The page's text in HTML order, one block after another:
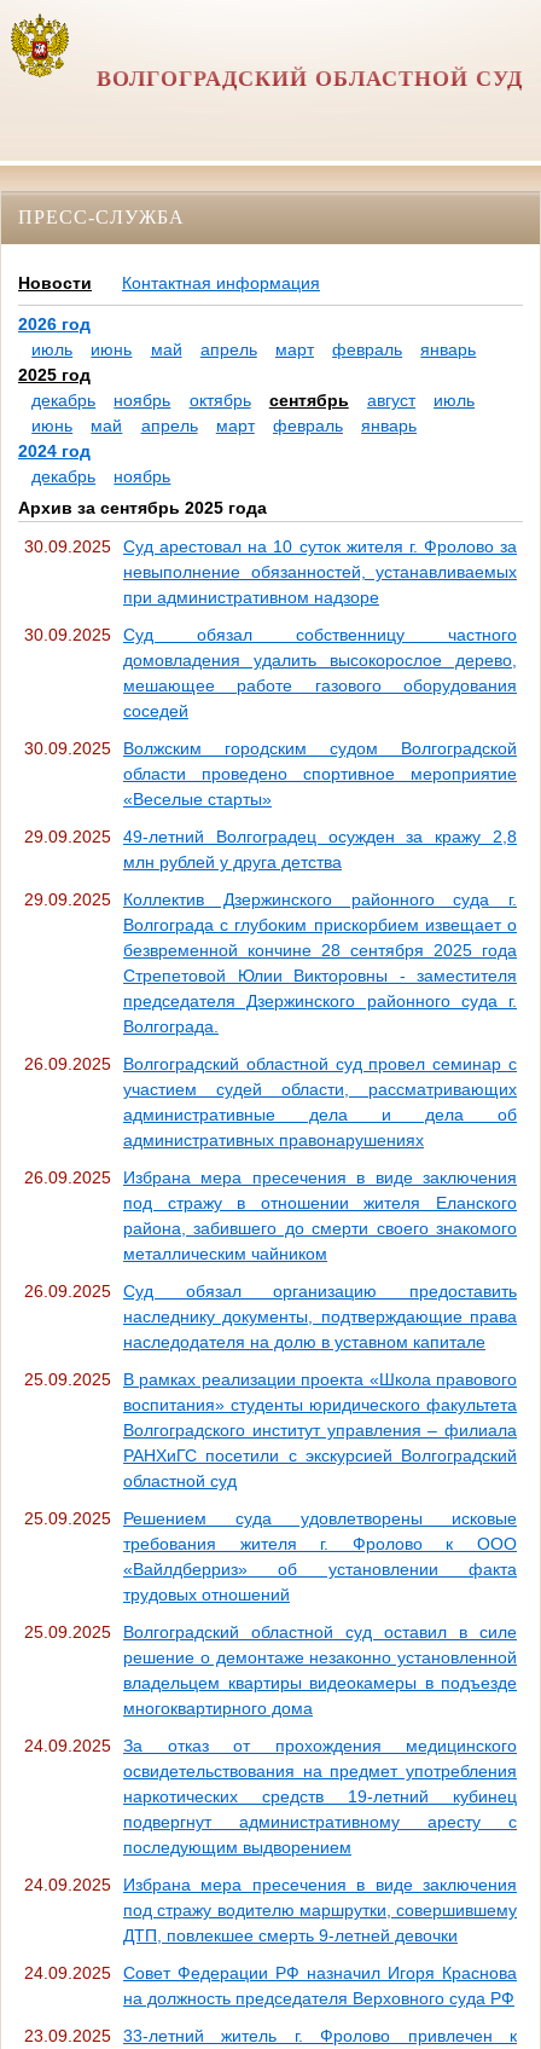
ВОЛГОГРАДСКИЙ ОБЛАСТНОЙ СУД
ПРЕСС-СЛУЖБА
Новости Контактная информация
2026 год
июль
июнь май апрель март февраль
январь
2025 год
декабрь
ноябрь октябрь сентябрь август
июль
июнь
май апрель март февраль
январь
2024 год
декабрь
ноябрь
Архив за сентябрь 2025 года
30.09.2025
Суд арестовал на 10 суток жителя г. Фролово за
невыполнение обязанностей, устанавливаемых
при административном надзоре
30.09.2025
Суд обязал собственницу частного
домовладения удалить высокорослое дерево,
мешающее работе газового оборудования
соседей
30.09.2025
Волжским городским судом Волгоградской
области проведено спортивное мероприятие
«Веселые старты»
29.09.2025
49-летний Волгоградец осужден за кражу 2,8
млн рублей у друга детства
29.09.2025
Коллектив Дзержинского районного суда г.
Волгограда с глубоким прискорбием извещает о
безвременной кончине 28 сентября 2025 года
Стрепетовой Юлии Викторовны - заместителя
председателя Дзержинского районного суда г.
Волгограда.
26.09.2025
Волгоградский областной суд провел семинар с
участием судей области, рассматривающих
административные дела и дела об
административных правонарушениях
26.09.2025
Избрана мера пресечения в виде заключения
под стражу в отношении жителя Еланского
района, забившего до смерти своего знакомого
металлическим чайником
26.09.2025
Суд обязал организацию предоставить
наследнику документы, подтверждающие права
наследодателя на долю в уставном капитале
25.09.2025
В рамках реализации проекта «Школа правового
воспитания» студенты юридического факультета
Волгоградского институт управления – филиала
РАНХиГС посетили с экскурсией Волгоградский
областной суд
25.09.2025
Решением суда удовлетворены исковые
требования жителя г. Фролово к ООО
«Вайлдберриз» об установлении факта
трудовых отношений
25.09.2025
Волгоградский областной суд оставил в силе
решение о демонтаже незаконно установленной
владельцем квартиры видеокамеры в подъезде
многоквартирного дома
24.09.2025
За отказ от прохождения медицинского
освидетельствования на предмет употребления
наркотических средств 19-летний кубинец
подвергнут административному аресту с
последующим выдворением
24.09.2025
Избрана мера пресечения в виде заключения
под стражу водителю маршрутки, совершившему
ДТП, повлекшее смерть 9-летней девочки
24.09.2025
Совет Федерации РФ назначил Игоря Краснова
на должность председателя Верховного суда РФ
23.09.2025
33-летний житель г. Фролово привлечен к